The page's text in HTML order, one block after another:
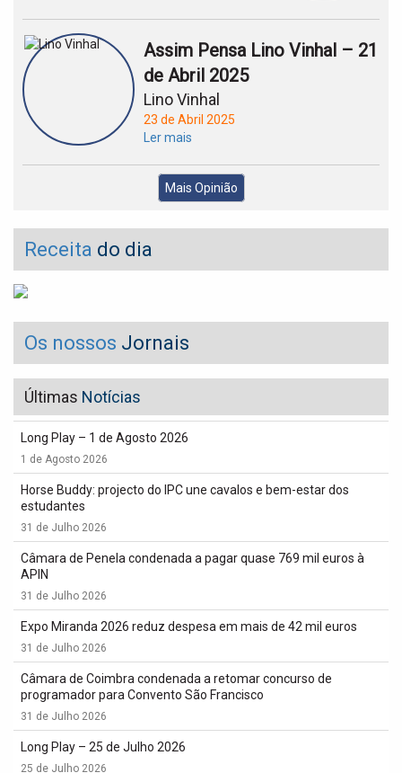
Assim Pensa Lino Vinhal – 21
de Abril 2025
Lino Vinhal
23 de Abril 2025
Ler mais
Mais Opinião
Receita do dia
Os nossos Jornais
Últimas Notícias
Long Play – 1 de Agosto 2026
1 de Agosto 2026
Horse Buddy: projecto do IPC une cavalos e bem-estar dos
estudantes
31 de Julho 2026
Câmara de Penela condenada a pagar quase 769 mil euros à
APIN
31 de Julho 2026
Expo Miranda 2026 reduz despesa em mais de 42 mil euros
31 de Julho 2026
Câmara de Coimbra condenada a retomar concurso de
programador para Convento São Francisco
31 de Julho 2026
Long Play – 25 de Julho 2026
25 de Julho 2026